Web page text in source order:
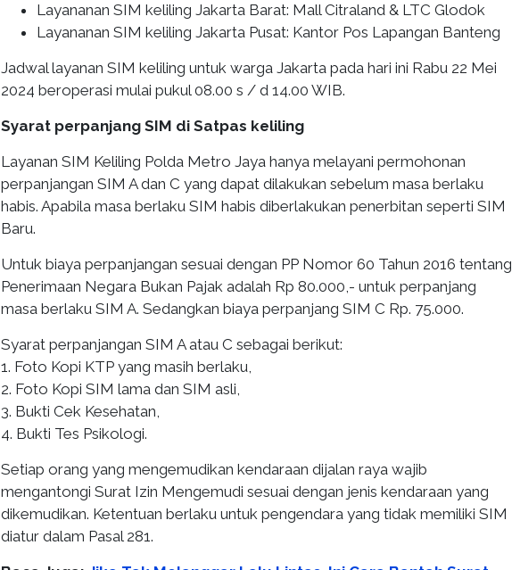
Layananan SIM keliling Jakarta Barat: Mall Citraland & LTC Glodok
Layananan SIM keliling Jakarta Pusat: Kantor Pos Lapangan Banteng
Jadwal layanan SIM keliling untuk warga Jakarta pada hari ini Rabu 22 Mei
2024 beroperasi mulai pukul 08.00 s / d 14.00 WIB.
Syarat perpanjang SIM di Satpas keliling
Layanan SIM Keliling Polda Metro Jaya hanya melayani permohonan
perpanjangan SIM A dan C yang dapat dilakukan sebelum masa berlaku
habis. Apabila masa berlaku SIM habis diberlakukan penerbitan seperti SIM
Baru.
Untuk biaya perpanjangan sesuai dengan PP Nomor 60 Tahun 2016 tentang
Penerimaan Negara Bukan Pajak adalah Rp 80.000,- untuk perpanjang
masa berlaku SIM A. Sedangkan biaya perpanjang SIM C Rp. 75.000.
Syarat perpanjangan SIM A atau C sebagai berikut:
1. Foto Kopi KTP yang masih berlaku,
2. Foto Kopi SIM lama dan SIM asli,
3. Bukti Cek Kesehatan,
4. Bukti Tes Psikologi.
Setiap orang yang mengemudikan kendaraan dijalan raya wajib
mengantongi Surat Izin Mengemudi sesuai dengan jenis kendaraan yang
dikemudikan. Ketentuan berlaku untuk pengendara yang tidak memiliki SIM
diatur dalam Pasal 281.